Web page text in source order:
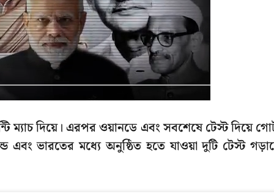
ম্যাচ দিয়ে। এরপর ওয়ানডে এবং সবশেষে টেস্ট দিয়ে
এবং ভারতের মধ্যে অনুষ্ঠিত হতে যাওয়া দুটি টেস্ট